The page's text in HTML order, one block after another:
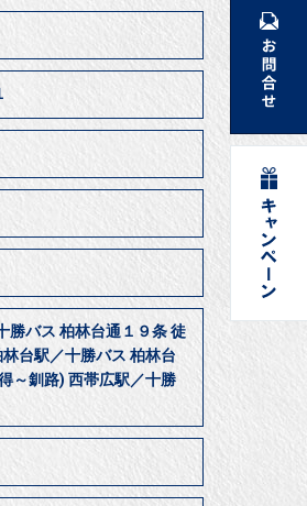
勝バス 柏林台通１９条 徒
台駅／十勝バス 柏林台
～釧路) 西帯広駅／十勝